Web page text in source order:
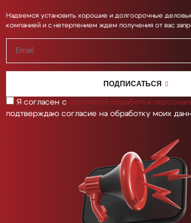
Надеемся установить хорошие и долгосрочные
компанией и с нетерпением ждем получения от вас
ПОДПИСАТЬСЯ
Я согласен с политикой обработки
подтверждаю согласие на обработку моих